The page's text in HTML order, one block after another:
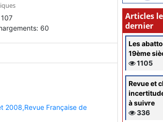
60
2008,Revue Française de
Articles
dernier
Les
19ème
1105
Revue et
à suivre
336